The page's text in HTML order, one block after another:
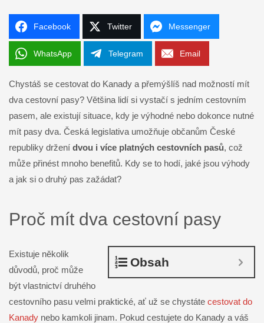
Facebook Twitter Messenger
WhatsApp Telegram Email
Chystáš se cestovat do Kanady a přemýšlíš nad možností mít
dva cestovní pasy? Většina lidí si vystačí s jedním cestovním
pasem, ale existují situace, kdy je výhodné nebo dokonce nutné
mít pasy dva. Česká legislativa umožňuje občanům České
republiky držení dvou i více platných cestovních pasů, což
může přinést mnoho benefitů. Kdy se to hodí, jaké jsou výhody
a jak si o druhý pas zažádat?
Proč mít dva cestovní pasy
Obsah
Existuje několik
důvodů, proč může
být vlastnictví druhého
cestovního pasu velmi praktické, ať už se chystáte cestovat do
Kanady nebo kamkoli jinam. Pokud cestujete do Kanady a váš